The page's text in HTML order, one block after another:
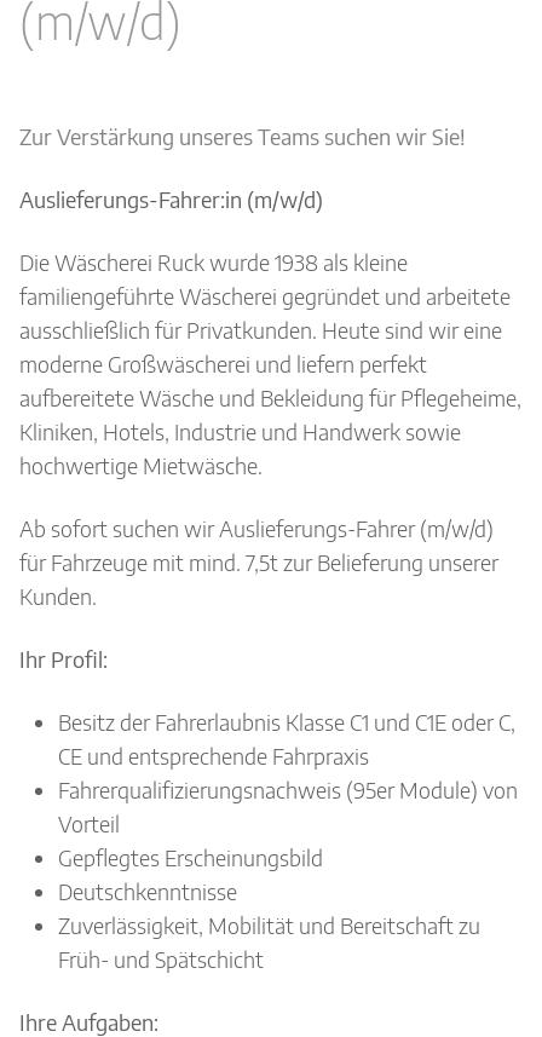
(m/w/d)
Zur Verstärkung unseres Teams suchen wir Sie!
Auslieferungs-Fahrer:in (m/w/d)
Die Wäscherei Ruck wurde 1938 als kleine
familiengeführte Wäscherei gegründet und arbeitete
ausschließlich für Privatkunden. Heute sind wir eine
moderne Großwäscherei und liefern perfekt
aufbereitete Wäsche und Bekleidung für Pflegeheime,
Kliniken, Hotels, Industrie und Handwerk sowie
hochwertige Mietwäsche.
Ab sofort suchen wir Auslieferungs-Fahrer (m/w/d)
für Fahrzeuge mit mind. 7,5t zur Belieferung unserer
Kunden.
Ihr Profil:
Besitz der Fahrerlaubnis Klasse C1 und C1E oder C,
CE und entsprechende Fahrpraxis
Fahrerqualifizierungsnachweis (95er Module) von
Vorteil
Gepflegtes Erscheinungsbild
Deutschkenntnisse
Zuverlässigkeit, Mobilität und Bereitschaft zu
Früh- und Spätschicht
Ihre Aufgaben: